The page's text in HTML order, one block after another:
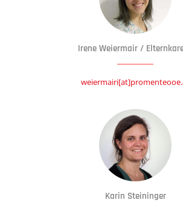
Irene Weiermair /
Karin Steininger